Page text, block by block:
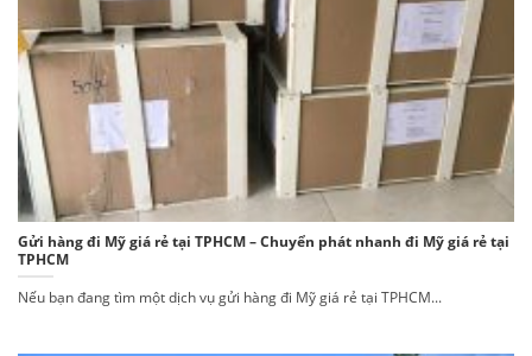
Gửi hàng đi Mỹ giá rẻ tại TPHCM – Chuyển phát nhanh đi Mỹ giá rẻ tại
TPHCM
Nếu bạn đang tìm một dịch vụ gửi hàng đi Mỹ giá rẻ tại TPHCM...